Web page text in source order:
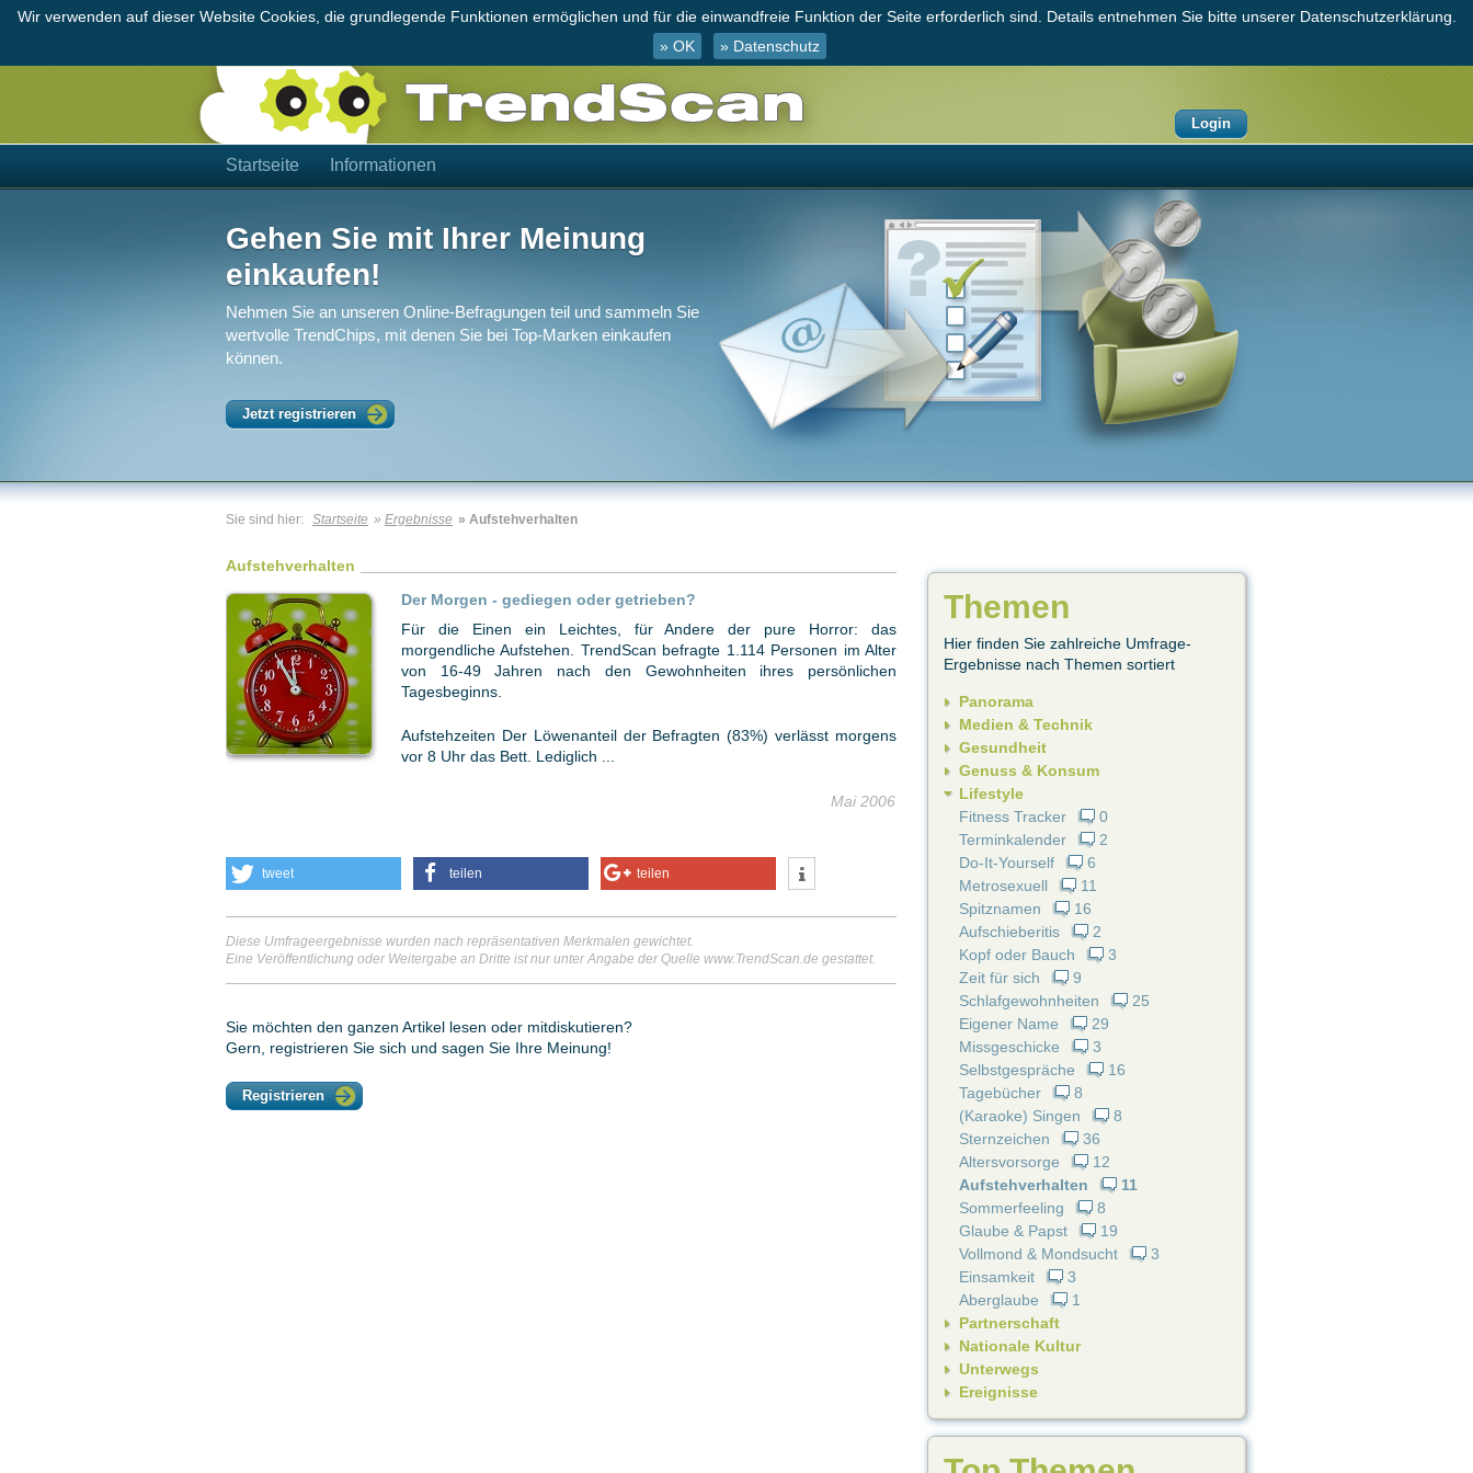
Wir verwenden auf dieser Website Cookies, die grundlegende Funktionen ermöglichen und für die einwandfreie Funktion der Seite erforderlich sind. Details entnehmen Sie bitte unserer Datenschutzerklärung.
» OK
» Datenschutz
Startseite Informationen
Gehen Sie mit Ihrer Meinung
einkaufen!
Nehmen Sie an unseren Online-Befragungen teil und sammeln Sie
wertvolle TrendChips, mit denen Sie bei Top-Marken einkaufen
können.
Jetzt registrieren
Sie sind hier: Startseite » Ergebnisse » Aufstehverhalten
Aufstehverhalten
Der Morgen - gediegen oder getrieben?
Für die Einen ein Leichtes, für Andere der pure Horror: das
morgendliche Aufstehen. TrendScan befragte 1.114 Personen im Alter
von 16-49 Jahren nach den Gewohnheiten ihres persönlichen
Tagesbeginns.
Aufstehzeiten Der Löwenanteil der Befragten (83%) verlässt morgens
vor 8 Uhr das Bett. Lediglich ...
Mai 2006
tweet teilen teilen
Diese Umfrageergebnisse wurden nach repräsentativen Merkmalen gewichtet.
Eine Veröffentlichung oder Weitergabe an Dritte ist nur unter Angabe der Quelle www.TrendScan.de gestattet.
Sie möchten den ganzen Artikel lesen oder mitdiskutieren?
Gern, registrieren Sie sich und sagen Sie Ihre Meinung!
Registrieren
Themen
Hier finden Sie zahlreiche Umfrage-
Ergebnisse nach Themen sortiert
Panorama
Medien & Technik
Gesundheit
Genuss & Konsum
Lifestyle
Fitness Tracker
0
Terminkalender
2
Do-It-Yourself
6
Metrosexuell
11
Spitznamen
16
Aufschieberitis
2
Kopf oder Bauch
3
Zeit für sich
9
Schlafgewohnheiten
25
Eigener Name
29
Missgeschicke
3
Selbstgespräche
16
Tagebücher
8
(Karaoke) Singen
8
Sternzeichen
36
Altersvorsorge
12
Aufstehverhalten
11
Sommerfeeling
8
Glaube & Papst
19
Vollmond & Mondsucht
3
Einsamkeit
3
Aberglaube
1
Partnerschaft
Nationale Kultur
Unterwegs
Ereignisse